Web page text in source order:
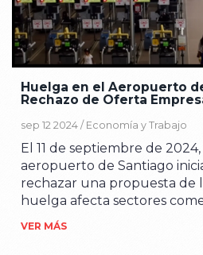
Huelga en el Aeropuerto
Rechazo de Oferta
sep 12 2024 / Economía y Trabajo
El 11 de septiembre de
aeropuerto de Santiago
rechazar una propuesta de
huelga afecta sectores
financieros y operativos. La
VER MÁS